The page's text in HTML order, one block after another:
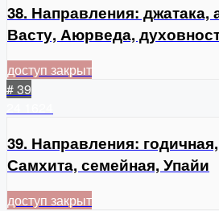
38. Направления: джатака,
Васту, Аюрведа,
доступ закрыт
# 39
39. Направления:
Самхита, семейная, Упайи
доступ закрыт